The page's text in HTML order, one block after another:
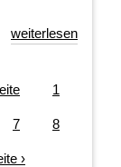
weiterlesen
Page
1
Page
7 Page
8
›